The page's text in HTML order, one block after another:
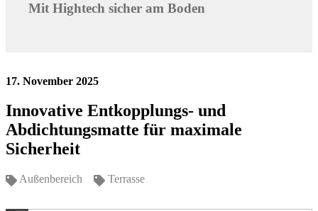
Mit Hightech sicher am Boden
17. November 2025
Innovative Entkopplungs- und
Abdichtungsmatte für maximale
Sicherheit
Außenbereich Terrasse